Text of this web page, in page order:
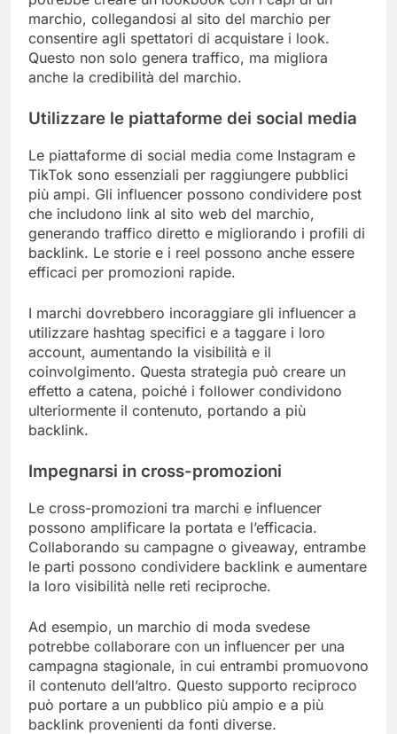
marchio, collegandosi al sito del marchio per
consentire agli spettatori di acquistare i look.
Questo non solo genera traffico, ma migliora
anche la credibilità del marchio.
Utilizzare le piattaforme dei social media
Le piattaforme di social media come Instagram e
TikTok sono essenziali per raggiungere pubblici
più ampi. Gli influencer possono condividere post
che includono link al sito web del marchio,
generando traffico diretto e migliorando i profili di
backlink. Le storie e i reel possono anche essere
efficaci per promozioni rapide.
I marchi dovrebbero incoraggiare gli influencer a
utilizzare hashtag specifici e a taggare i loro
account, aumentando la visibilità e il
coinvolgimento. Questa strategia può creare un
effetto a catena, poiché i follower condividono
ulteriormente il contenuto, portando a più
backlink.
Impegnarsi in cross-promozioni
Le cross-promozioni tra marchi e influencer
possono amplificare la portata e l’efficacia.
Collaborando su campagne o giveaway, entrambe
le parti possono condividere backlink e aumentare
la loro visibilità nelle reti reciproche.
Ad esempio, un marchio di moda svedese
potrebbe collaborare con un influencer per una
campagna stagionale, in cui entrambi promuovono
il contenuto dell’altro. Questo supporto reciproco
può portare a un pubblico più ampio e a più
backlink provenienti da fonti diverse.